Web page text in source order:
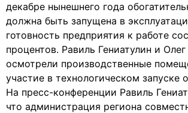
декабре нынешнего года
должна быть запущена в
готовность предприятия к работе
процентов. Равиль Гениатулин и
осмотрели производственные
участие в технологическом запуске
На пресс-конференции Равиль
что администрация региона